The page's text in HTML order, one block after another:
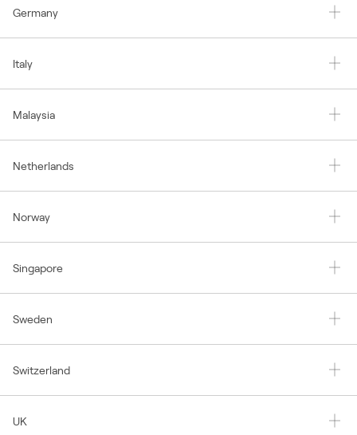
Germany
Italy
Malaysia
Netherlands
Norway
Singapore
Sweden
Switzerland
UK